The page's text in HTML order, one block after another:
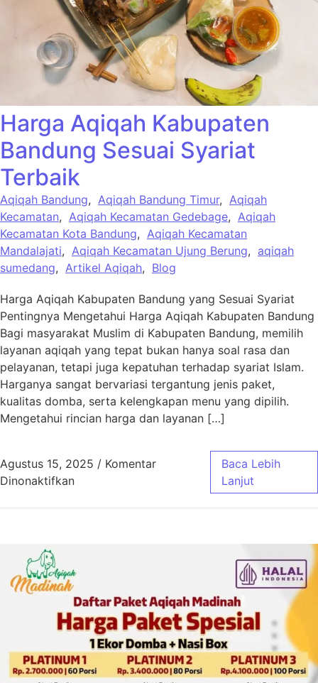
Harga Aqiqah Kabupaten
Bandung Sesuai Syariat
Terbaik
Aqiqah Bandung, Aqiqah Bandung Timur, Aqiqah
Kecamatan, Aqiqah Kecamatan Gedebage, Aqiqah
Kecamatan Kota Bandung, Aqiqah Kecamatan
Mandalajati, Aqiqah Kecamatan Ujung Berung, aqiqah
sumedang, Artikel Aqiqah, Blog
Harga Aqiqah Kabupaten Bandung yang Sesuai Syariat
Pentingnya Mengetahui Harga Aqiqah Kabupaten Bandung
Bagi masyarakat Muslim di Kabupaten Bandung, memilih
layanan aqiqah yang tepat bukan hanya soal rasa dan
pelayanan, tetapi juga kepatuhan terhadap syariat Islam.
Harganya sangat bervariasi tergantung jenis paket,
kualitas domba, serta kelengkapan menu yang dipilih.
Mengetahui rincian harga dan layanan […]
Agustus 15, 2025 / Komentar
Dinonaktifkanpada Harga Aqiqah Kabupaten Bandung
Baca Lebih
Lanjut